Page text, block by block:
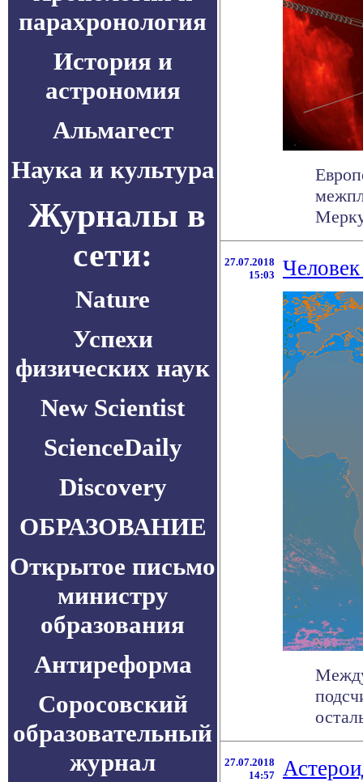
парахронология
История и
астрономия
Альмагест
Наука и культура
Журналы в
сети:
Nature
Успехи
физических наук
New Scientist
ScienceDaily
Discovery
ОБРАЗОВАНИЕ
Открытое письмо
министру
образования
Антиреформа
Соросовский
образовательный
журнал
27.07.2018
15:03
27.07.2018
14:57